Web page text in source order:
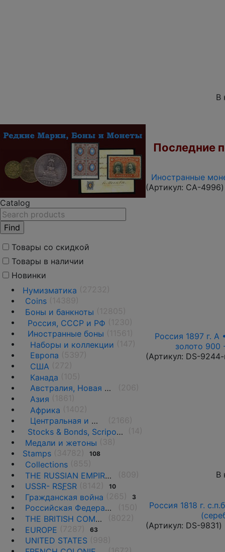
Catalog
Товары со скидкой
Товары в наличии
Новинки
Нумизматика
Coins
Боны и банкноты
Россия, СССР и РФ
Иностранные боны
Наборы и коллекции
Европа
США
Канада
Австралия, Новая Зеландия и Океания
Азия
Африка
Центральная и Южная Америка
Stocks & Bonds, Scripophily
Медали и жетоны
Stamps
108
Collections
THE RUSSIAN EMPIRE UNTIL 1917.
USSR- RSFSR 10
Гражданская война 3
Российская Федерация(1992 г.-н.д.)
THE BRITISH COMMONWEALTH
EUROPE
63
UNITED STATES
В
Последние
Иностранные
(Артикул: CA-4996)
Россия 1897 г. А
золото 900
(Артикул: DS-
В
Россия 1818 г.
(Артикул: DS-9831)